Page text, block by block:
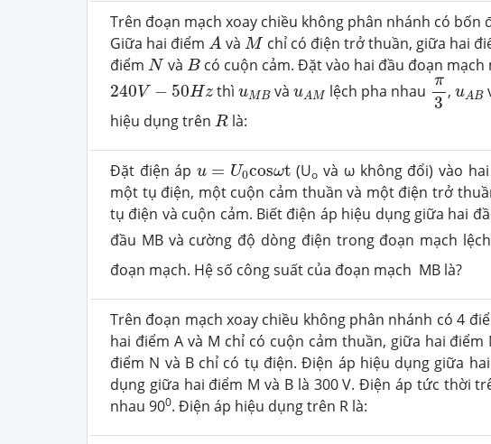
Trên đoạn mạch xoay chiều không phân nhánh có
Giữa hai điểm A
A và M
Mchỉ có điện trở thuần, giữa hai
điểm N
N và B
Bcó cuộn cảm. Đặt vào hai đầu đoạn mạch
240V − 50Hz
240V− 50Hz thìuMB
uMBvàuAM
uAMlệch pha nhau
π
3
π3
,uAB
uAB
hiệu dụng trên R
R là:
Đặt điện ápu = U0cosωt
u 0c osω t (Uo và ω không đổi) vào
một tụ điện, một cuộn cảm thuần và một điện trở
tụ điện và cuộn cảm. Biết điện áp hiệu dụng giữa hai
đầu MB và cường độ dòng điện trong đoạn mạch
đoạn mạch. Hệ số công suất của đoạn mạch MB là?
Trên đoạn mạch xoay chiều không phân nhánh có 4
hai điểm A và M chỉ có cuộn cảm thuần, giữa hai
điểm N và B chỉ có tụ điện. Điện áp hiệu dụng giữa
dụng giữa hai điểm M và B là 300 V. Điện áp tức thời
nhau 900. Điện áp hiệu dụng trên R là: